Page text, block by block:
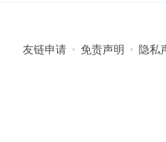
友链申请 免责声明 隐私